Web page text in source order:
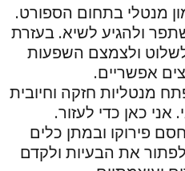
מנטלי בתחום הספורט.
ולהגיע לשיא. בעזרת
לשלוט ולצמצם השפעות
אפשריים.
מנטליות חזקה וחיובית
כאן כדי לעזור.
פירוקו ובמתן כלים
לפתור את הבעיות ולקדם